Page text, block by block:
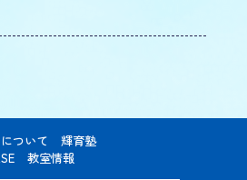
ついて
輝育塾
教室情報